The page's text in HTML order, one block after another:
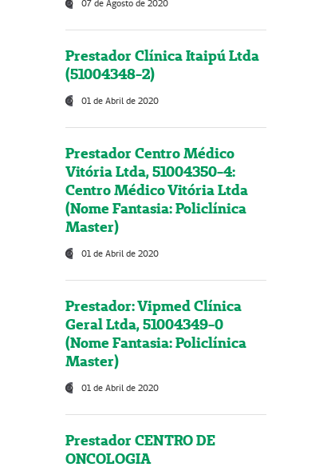
07 de Agosto de 2020
Prestador Clínica Itaipú Ltda
(51004348-2)
01 de Abril de 2020
Prestador Centro Médico
Vitória Ltda, 51004350-4:
Centro Médico Vitória Ltda
(Nome Fantasia: Policlínica
Master)
01 de Abril de 2020
Prestador: Vipmed Clínica
Geral Ltda, 51004349-0
(Nome Fantasia: Policlínica
Master)
01 de Abril de 2020
Prestador CENTRO DE
ONCOLOGIA